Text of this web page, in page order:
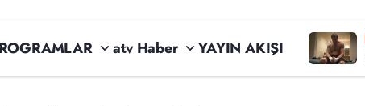
atv Haber YAYIN AKIŞI